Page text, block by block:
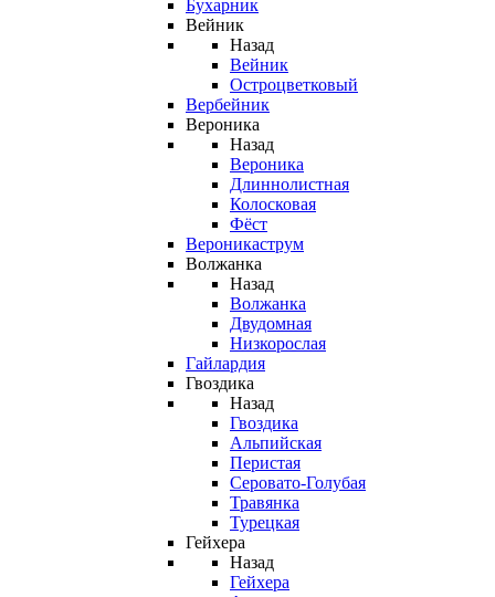
Бухарник
Вейник
Назад
Вейник
Остроцветковый
Вербейник
Вероника
Назад
Вероника
Длиннолистная
Колосковая
Фёст
Вероникаструм
Волжанка
Назад
Волжанка
Двудомная
Низкорослая
Гайлардия
Гвоздика
Назад
Гвоздика
Альпийская
Перистая
Серовато-Голубая
Травянка
Турецкая
Гейхера
Назад
Гейхера